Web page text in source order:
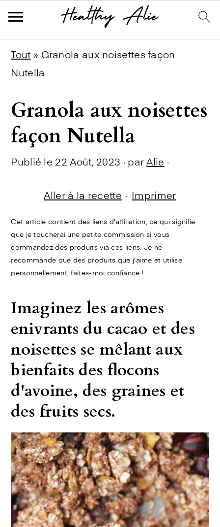
navigation
content
sidebar
Tout » Granola aux noisettes façon
Nutella
Granola aux noisettes
façon Nutella
Publié le 22 Août, 2023 · parAlie ·
Aller à la recette · Imprimer
Cet article contient des liens d'affiliation, ce qui signifie
que je toucherai une petite commission si vous
commandez des produits via ces liens. Je ne
recommande que des produits que j'aime et utilise
personnellement, faites-moi confiance !
Imaginez les arômes
enivrants du cacao et des
noisettes se mêlant aux
bienfaits des flocons
d'avoine, des graines et
des fruits secs.